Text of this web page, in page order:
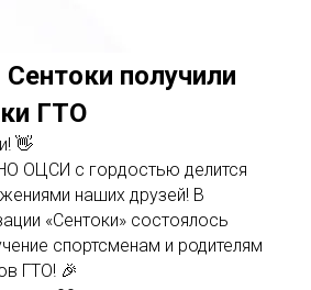
получили
ГТО
👋
ОЦСИ с гордостью делится
наших друзей! В
«Сентоки» состоялось
спортсменам и родителям
ГТО! 🎉